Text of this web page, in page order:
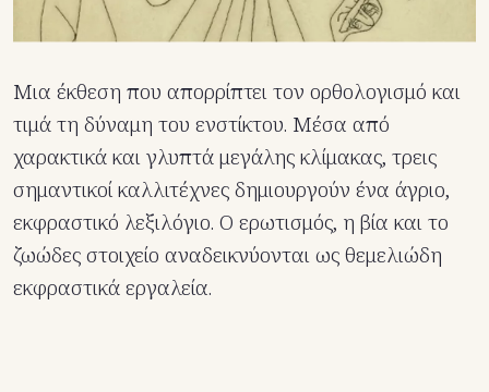
Μια έκθεση που απορρίπτει τον ορθολογισμό και
τιμά τη δύναμη του ενστίκτου. Μέσα από
χαρακτικά και γλυπτά μεγάλης κλίμακας, τρεις
σημαντικοί καλλιτέχνες δημιουργούν ένα άγριο,
εκφραστικό λεξιλόγιο. Ο ερωτισμός, η βία και το
ζωώδες στοιχείο αναδεικνύονται ως θεμελιώδη
εκφραστικά εργαλεία.